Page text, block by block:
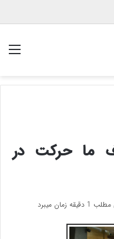
ما حرکت در
زمان میبرد